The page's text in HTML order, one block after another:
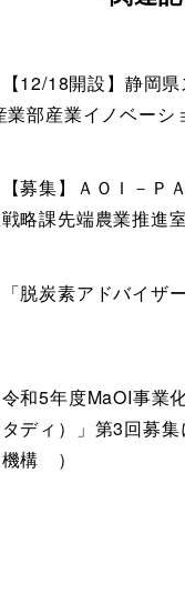
【12/18開設】静岡
業部産業イノベーシ
【募集】ＡＯＩ－
略課先端農業推進室
「脱炭素アドバイ
令和5年度MaOI事
ディ）」第3回募
構 ）